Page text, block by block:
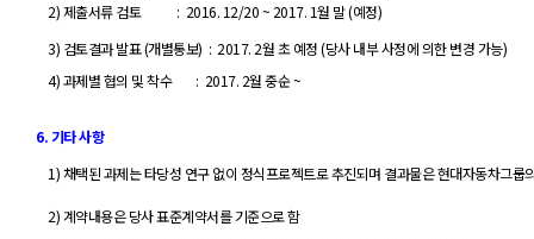
2)제출서류 검토 : 2016. 12/20 ~ 2017. 1월 말(예정)
3) 검토결과 발표(개별통보) : 2017. 2월 초 예정(당사 내부 사정에 의한 변경 가능)
4)과제별 협의 및 착수 : 2017. 2월 중순~
6. 기타 사항
1)채택된 과제는 타당성 연구 없이 정식프로젝트로 추진되며 결과물은 현대자동차그룹
2)계약내용은 당사 표준계약서를 기준으로 함